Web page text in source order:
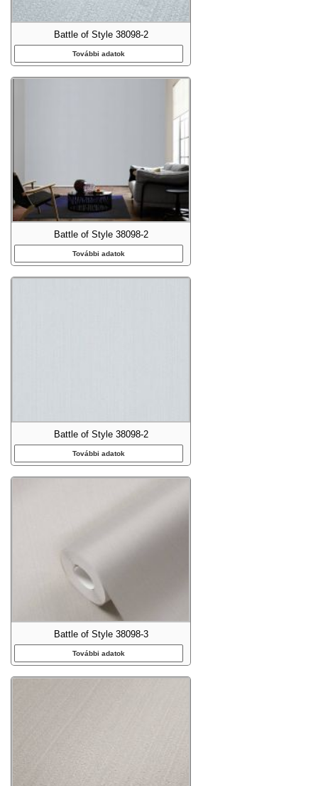
Battle of Style 38098-2
További adatok
Battle of Style 38098-2
További adatok
Battle of Style 38098-2
További adatok
Battle of Style 38098-3
További adatok